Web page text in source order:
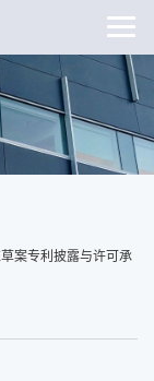
案专利披露与许可承